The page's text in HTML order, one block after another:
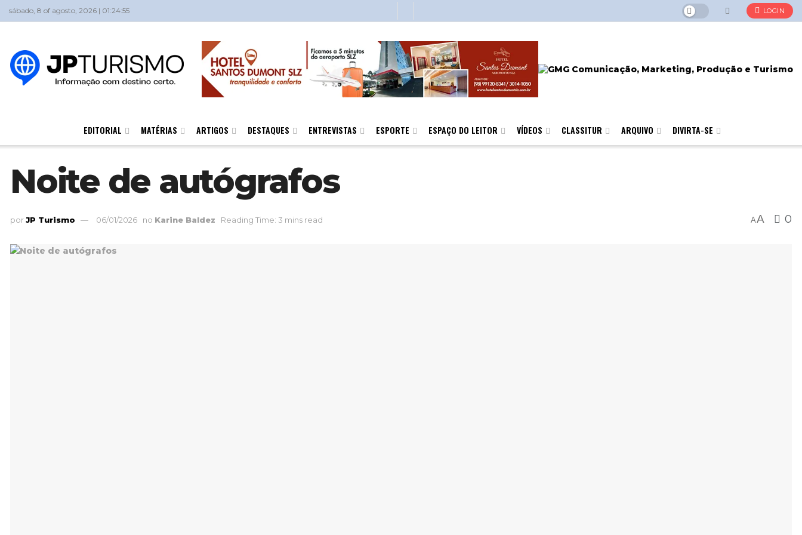
sábado, 8 of agosto, 2026 | 01:24:55 LOGIN
EDITORIAL MATÉRIAS ARTIGOS DESTAQUES ENTREVISTAS ESPORTE ESPAÇO DO LEITOR VÍDEOS CLASSITUR ARQUIVO DIVIRTA-SE
Noite de autógrafos
porJP Turismo 06/01/2026 no Karine Baldez Reading Time: 3 mins read AA 0